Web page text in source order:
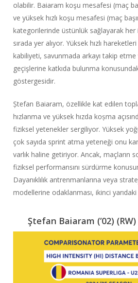
olabilir. Baiaram koşu mesafesi (maç
ve yüksek hızlı koşu mesafesi (maç
kategorilerinde üstünlük sağlayarak
sırada yer alıyor. Yüksek hızlı
kabiliyeti, savunmada arkayı takip etme
geçişlerine katkıda bulunma
göstergesidir.
Ștefan Baiaram, özellikle kat edilen
hızlanma ve yüksek hızda koșma
fiziksel yetenekler sergiliyor. Yüksek
çok sayıda sprint atma yeteneği onu
varlık haline getiriyor. Ancak, maçların
fiziksel performansını sürdürme
Dayanıklılık antrenmanlarına veya
modellerine odaklanması, ikinci yarıdaki
Ştefan Baiaram (’02)